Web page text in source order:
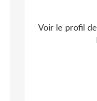
Voir le profil de